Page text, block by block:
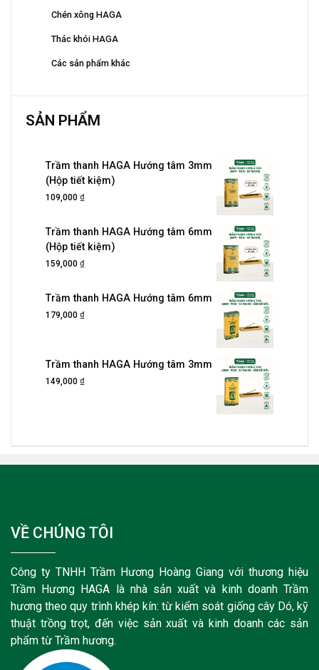
Chén xông HAGA
Thác khói HAGA
Các sản phẩm khác
SẢN PHẨM
Trầm thanh HAGA Hướng tâm 3mm
(Hộp tiết kiệm)
109,000 ₫
Trầm thanh HAGA Hướng tâm 6mm
(Hộp tiết kiệm)
159,000 ₫
Trầm thanh HAGA Hướng tâm 6mm
179,000 ₫
Trầm thanh HAGA Hướng tâm 3mm
149,000 ₫
VỀ CHÚNG TÔI
Công ty TNHH Trầm Hương Hoàng Giang với thương hiệu
Trầm Hương HAGA là nhà sản xuất và kinh doanh Trầm
hương theo quy trình khép kín: từ kiểm soát giống cây Dó, kỹ
thuật trồng trọt, đến việc sản xuất và kinh doanh các sản
phẩm từ Trầm hương.